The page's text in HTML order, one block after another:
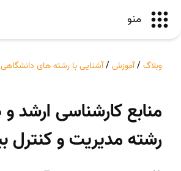
منو
وبلاگ /آموزش /آشنایی با رشته های دانشگاهی
منابع کارشناسی ارشد
رشته مدیریت و کنترل